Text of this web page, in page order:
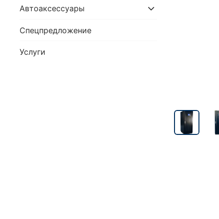
Автоаксессуары
Спецпредложение
Услуги